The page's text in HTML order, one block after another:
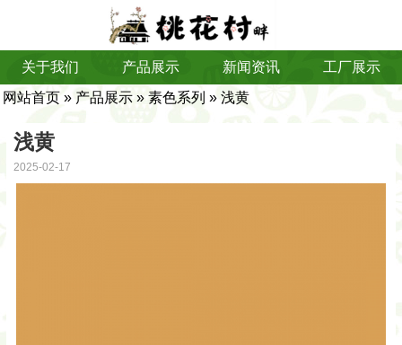
关于我们 产品展示 新闻资讯
工厂展示
网站首页 » 产品展示 » 素色系列 » 浅黄
浅黄
2025-02-17